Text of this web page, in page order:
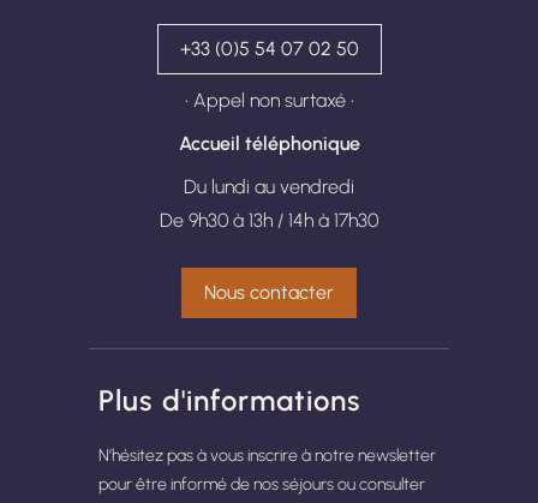
+33 (0)5 54 07 02 50
• Appel non surtaxé •
Accueil téléphonique
Du lundi au vendredi
De 9h30 à 13h / 14h à 17h30
Nous contacter
Plus d'informations
N’hésitez pas à vous inscrire à notre newsletter
pour être informé de nos séjours ou consulter